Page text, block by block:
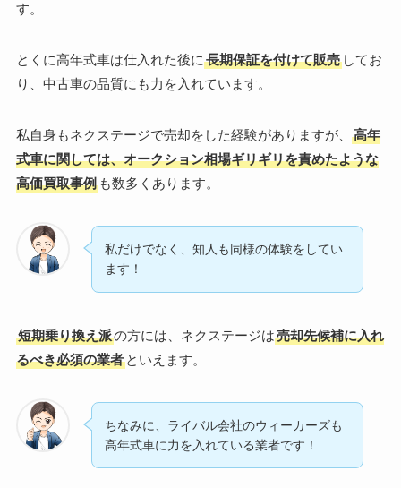
す。
とくに高年式車は仕入れた後に 長期保証を付けて販売してお
り、中古車の品質にも力を入れています。
私自身もネクステージで売却をした経験がありますが、
高年
式車に関しては、オークション相場ギリギリを責めたような
高価買取事例も数多くあります。
私だけでなく、知人も同様の体験をしてい
ます！
短期乗り換え派の方には、ネクステージは売却先候補に入れ
るべき必須の業者といえます。
ちなみに、ライバル会社のウィーカーズも
高年式車に力を入れている業者です！